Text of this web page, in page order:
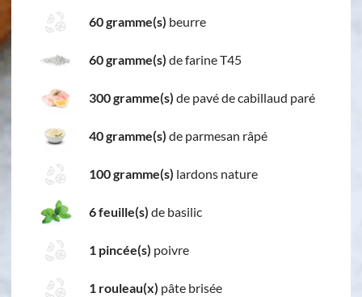
60 gramme(s) beurre
60 gramme(s) de farine T45
300 gramme(s) de pavé de cabillaud paré
40 gramme(s) de parmesan râpé
100 gramme(s) lardons nature
6 feuille(s) de basilic
1 pincée(s) poivre
1 rouleau(x) pâte brisée